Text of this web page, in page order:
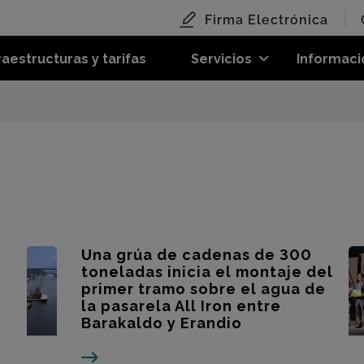
y tarifas Servicios
Firma Electrónica
Una grúa de cadenas de 300
toneladas inicia el montaje del
primer tramo sobre el agua de
la pasarela All Iron entre
Barakaldo y Erandio